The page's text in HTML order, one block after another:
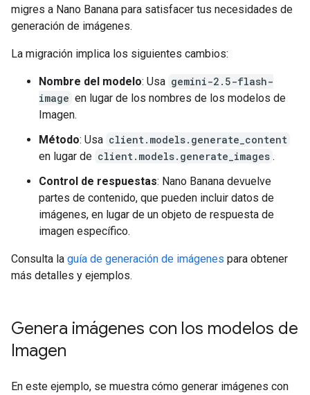
migres a Nano Banana para satisfacer tus necesidades de
generación de imágenes.
La migración implica los siguientes cambios:
Nombre del modelo: Usa gemini-2.5-flash-
image en lugar de los nombres de los modelos de
Imagen.
Método: Usa client.models.generate_content
en lugar de client.models.generate_images .
Control de respuestas: Nano Banana devuelve
partes de contenido, que pueden incluir datos de
imágenes, en lugar de un objeto de respuesta de
imagen específico.
Consulta la guía de generación de imágenes para obtener
más detalles y ejemplos.
Genera imágenes con los modelos de
Imagen
En este ejemplo, se muestra cómo generar imágenes con